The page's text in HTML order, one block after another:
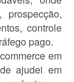
controle
pago.
em
ajudei em